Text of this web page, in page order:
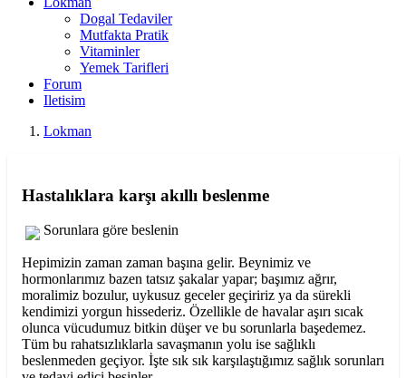
Dogal Tedaviler
Mutfakta Pratik
Vitaminler
Yemek Tarifleri
Forum
Iletisim
Lokman
Hastalıklara karşı akıllı beslenme
Sorunlara göre beslenin
Hepimizin zaman zaman başına gelir. Beynimiz ve
hormonlarımız bazen tatsız şakalar yapar; başımız ağrır,
moralimiz bozulur, uykusuz geceler geçiririz ya da sürekli
kendimizi yorgun hissederiz. Özellikle de havalar aşırı sıcak
olunca vücudumuz bitkin düşer ve bu sorunlarla başedemez.
Tüm bu rahatsızlıklarla savaşmanın yolu ise sağlıklı
beslenmeden geçiyor. İşte sık sık karşılaştığımız sağlık sorunları